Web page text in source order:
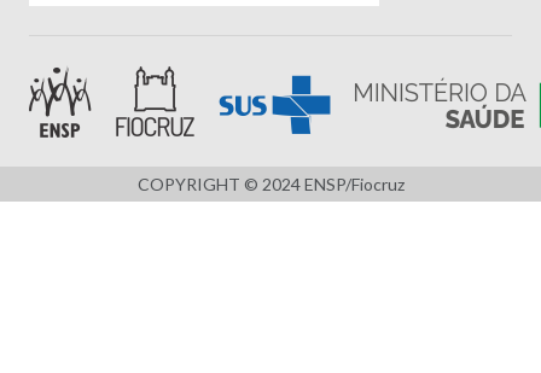
COPYRIGHT © 2024 ENSP/Fiocruz